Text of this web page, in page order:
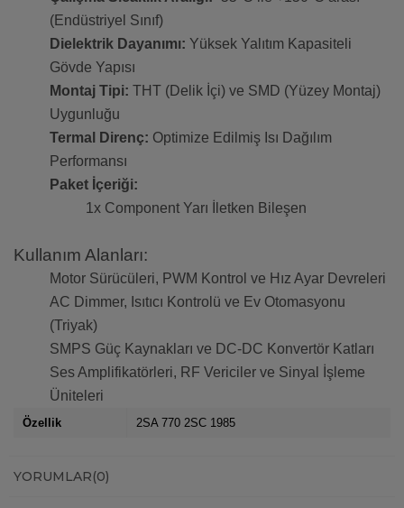
(Endüstriyel Sınıf)
Dielektrik Dayanımı: Yüksek Yalıtım Kapasiteli
Gövde Yapısı
Montaj Tipi: THT (Delik İçi) ve SMD (Yüzey Montaj)
Uygunluğu
Termal Direnç: Optimize Edilmiş Isı Dağılım
Performansı
Paket İçeriği:
1x Component Yarı İletken Bileşen
Kullanım Alanları:
Motor Sürücüleri, PWM Kontrol ve Hız Ayar Devreleri
AC Dimmer, Isıtıcı Kontrolü ve Ev Otomasyonu
(Triyak)
SMPS Güç Kaynakları ve DC-DC Konvertör Katları
Ses Amplifikatörleri, RF Vericiler ve Sinyal İşleme
Üniteleri
Özellik 2SA 770 2SC 1985
YORUMLAR(0)